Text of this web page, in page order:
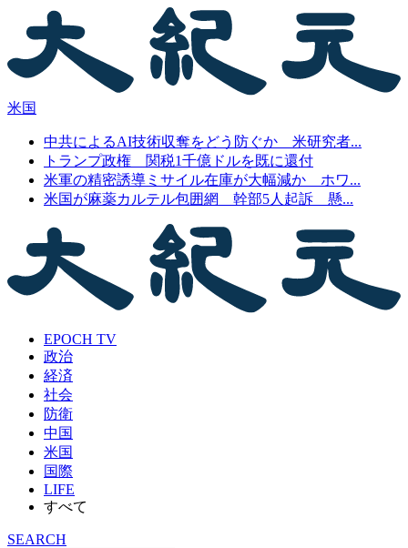
米国
中共によるAI技術収奪をどう防ぐか 米研究者...
トランプ政権 関税1千億ドルを既に還付
米軍の精密誘導ミサイル在庫が大幅減か ホワ...
米国が麻薬カルテル包囲網 幹部5人起訴 懸...
EPOCH TV
政治
経済
社会
防衛
中国
米国
国際
LIFE
すべて
SEARCH